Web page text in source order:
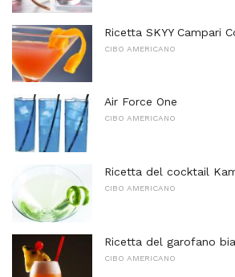
Ricetta SKYY Campari
CIBO AMERICANO
Air Force One
CIBO AMERICANO
Ricetta del cocktail
CIBO AMERICANO
Ricetta del garofano
CIBO AMERICANO